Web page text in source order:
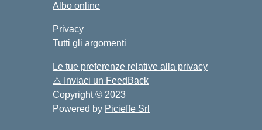
Albo online
Privacy
Tutti gli argomenti
Le tue preferenze relative alla privacy
⚠️ Inviaci un FeedBack
Copyright © 2023
Powered by Picieffe Srl